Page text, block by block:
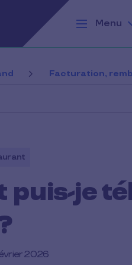
Menu
Facturation,
puis-je
2026